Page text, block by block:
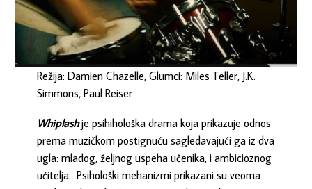
Režija: Damien Chazelle, Glumci: Miles Teller, J.K.
Simmons, Paul Reiser
Whiplashje psihihološka drama koja prikazuje odnos
prema muzičkom postignuću sagledavajući ga iz dva
ugla: mladog, željnog uspeha učenika, i ambicioznog
učitelja. Psihološki mehanizmi prikazani su veoma